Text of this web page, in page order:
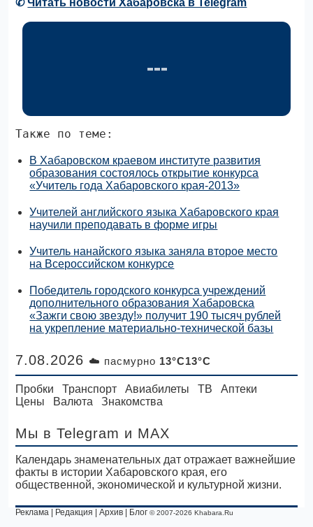
✆Читать новости Хабаровска в Telegram
Также по теме:
В Хабаровском краевом институте развития
образования состоялось открытие конкурса
«Учитель года Хабаровского края-2013»
Учителей английского языка Хабаровского края
научили преподавать в форме игры
Учитель нанайского языка заняла второе место
на Всероссийском конкурсе
Победитель городского конкурса учреждений
дополнительного образования Хабаровска
«Зажги свою звезду!» получит 190 тысяч рублей
на укрепление материально-технической базы
7.08.2026 ☁️ пасмурно 13°C13°C
Пробки Транспорт Авиабилеты ТВ
Аптеки
Цены
Валюта Знакомства
Мы в Telegram и MAX
Календарь знаменательных дат отражает важнейшие
факты в истории Хабаровского края, его
общественной, экономической и культурной жизни.
Реклама Редакция |Архив Блог © 2007-2026 Khabara.Ru